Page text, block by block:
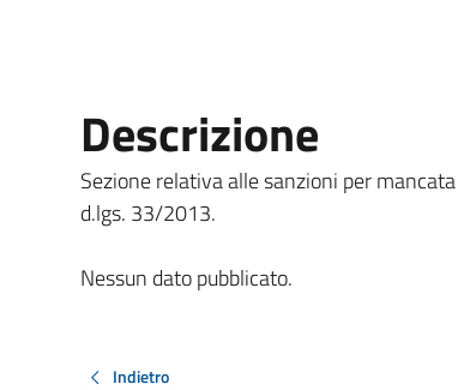
Descrizione
Sezione relativa alle sanzioni per
d.lgs. 33/2013.
Nessun dato pubblicato.
Indietro